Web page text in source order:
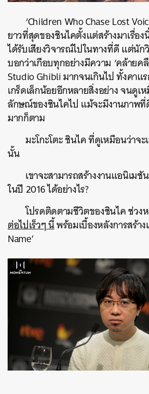
‘Children Who Chase Lost
ยาวที่สุดของชินไคตั้งแต่สร้างมาเรื่อง
ได้รับเสียงวิจารณ์ไปในทางที่ดี แต่นั
บอกว่าเกือบทุกอย่างมีความ ‘คล้ายค
Studio Ghibli มากจนเกินไป ทั้งคาแ
เกร็ดเล็กน้อยอีกหลายสิ่งอย่าง จนดู
ลักษณ์ของชินไคไป แม้จะมีงานภาพ
มากก็ตาม
มะโกะโตะ ชินไค ที่ดูเหมือนว่าจ
นั้น
เขาจะสามารถสร้างงานแอนิเมชั
ในปี 2016 ได้อย่างไร?
โปรดติดตามชีวิตของชินไค ช่วง
ต่อไปเร็วๆ นี้พร้อมเบื้องหลังการสร้า
Name’